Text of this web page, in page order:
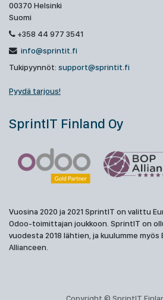
00370 Helsinki
Suomi
+358 44 977 3541
info@sprintit.fi
Tukipyynnöt: support@sprintit.fi
Pyydä tarjous!
SprintIT Finland Oy
Vuosina 2020 ja 2021 SprintIT on valittu
Odoo-toimittajan joukkoon. SprintIT on
vuodesta 2018 lähtien, ja kuulumme myös
Allianceen.
Copyright © SprintIT